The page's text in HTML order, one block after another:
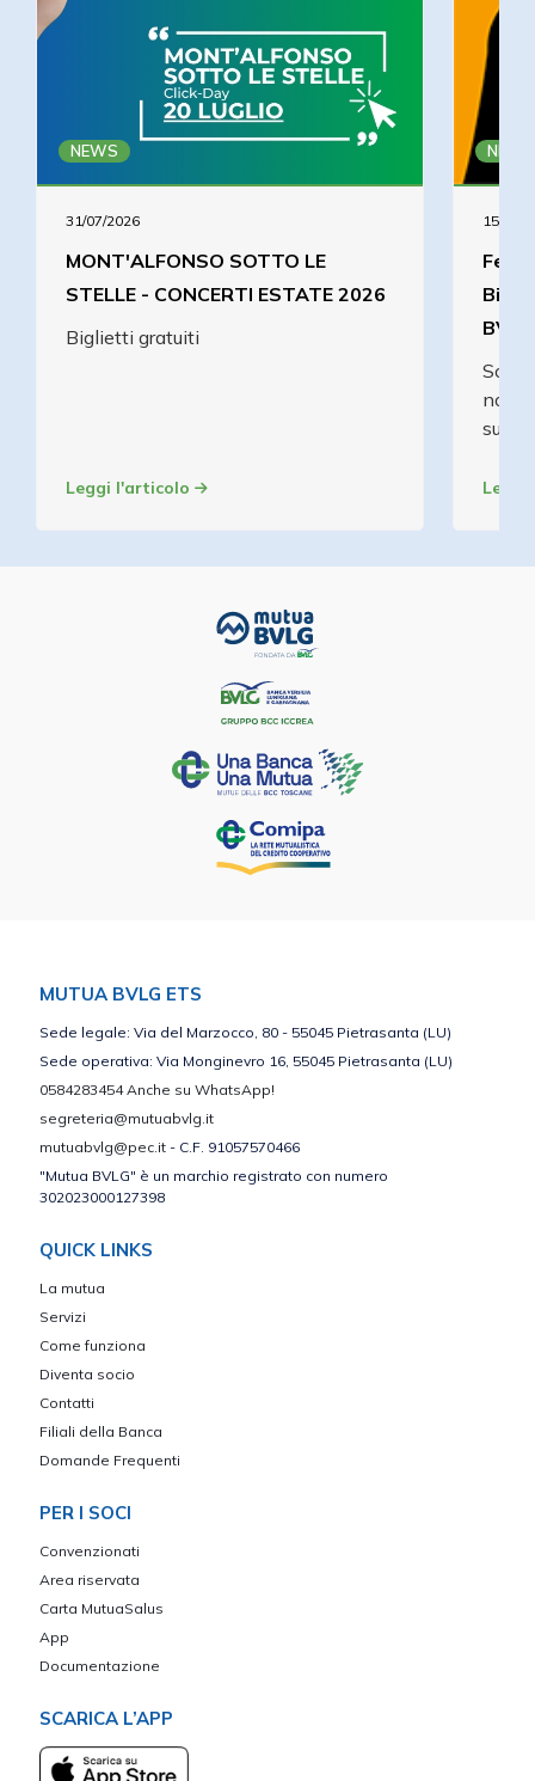
NEWS
31/07/2026
MONT'ALFONSO SOTTO LE
STELLE - CONCERTI ESTATE 2026
Biglietti gratuiti
Leggi l'articolo
NEWS
15/06/
BVLG
MUTUA BVLG ETS
Sede legale: Via del Marzocco, 80 - 55045 Pietrasanta (LU)
Sede operativa: Via Monginevro 16, 55045 Pietrasanta (LU)
0584283454 Anche su WhatsApp!
segreteria@mutuabvlg.it
mutuabvlg@pec.it - C.F. 91057570466
"Mutua BVLG" è un marchio registrato con numero
302023000127398
QUICK LINKS
La mutua
Servizi
Come funziona
Diventa socio
Contatti
Filiali della Banca
Domande Frequenti
PER I SOCI
Convenzionati
Area riservata
Carta MutuaSalus
App
Documentazione
SCARICA L’APP